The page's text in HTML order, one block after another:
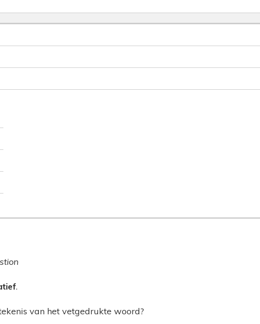
.
van het vetgedrukte woord?